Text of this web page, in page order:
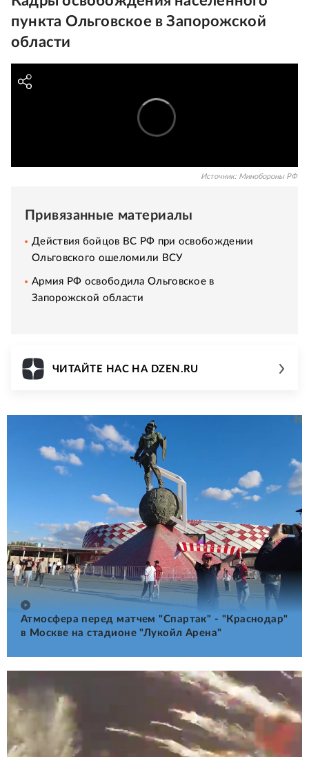
пункта Ольговское в Запорожской
области
Источник: Минобороны РФ
Привязанные материалы
Действия бойцов ВС РФ при освобождении
Ольговского ошеломили ВСУ
Армия РФ освободила Ольговское в
Запорожской области
ЧИТАЙТЕ НАС НА DZEN.RU
Атмосфера перед матчем "Спартак" - "Краснодар"
в Москве на стадионе "Лукойл Арена"